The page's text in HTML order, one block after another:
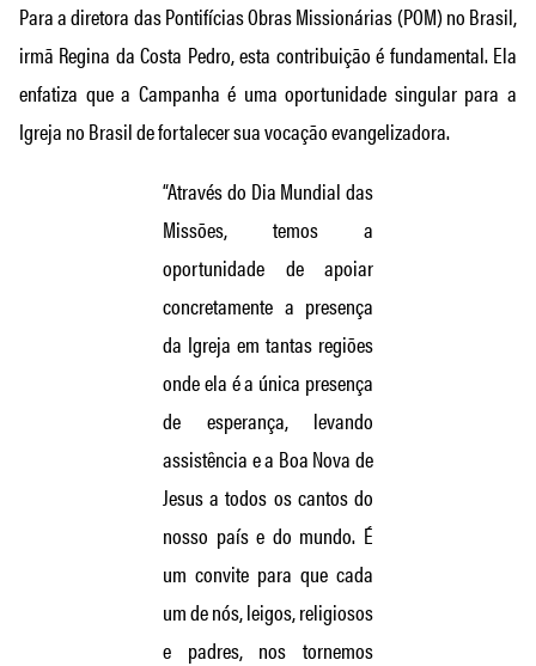
Para a diretora das Pontifícias Obras Missionárias (POM) no Brasil,
irmã Regina da Costa Pedro, esta contribuição é fundamental. Ela
enfatiza que a Campanha é uma oportunidade singular para a
Igreja no Brasil de fortalecer sua vocação evangelizadora.
“Através do Dia Mundial das
Missões, temos a
oportunidade de apoiar
concretamente a presença
da Igreja em tantas regiões
onde ela é a única presença
de esperança, levando
assistência e a Boa Nova de
Jesus a todos os cantos do
nosso país e do mundo. É
um convite para que cada
um de nós, leigos, religiosos
e padres, nos tornemos